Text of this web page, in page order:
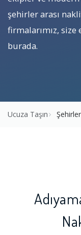
şehirler arası
firmalarımız,
burada.
Ucuza Taşın Şehirler